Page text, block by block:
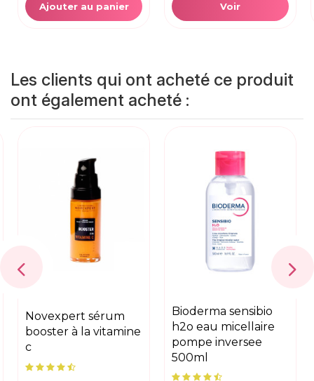
Ajouter au panier Voir
Les clients qui ont acheté ce produit
ont également acheté :
novexpert sérum
booster à la vitamine
c
bioderma sensibio
h2o eau micellaire
pompe inversee
500ml